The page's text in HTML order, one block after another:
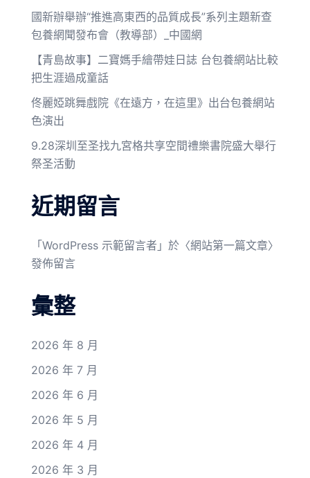
國新辦舉辦“推進高東西的品質成長”系列主題新查
包養網聞發布會（教導部）_中國網
【青島故事】二寶媽手繪帶娃日誌 台包養網站比較
把生涯過成童話
佟麗婭跳舞戲院《在遠方，在這里》出台包養網站
色演出
9.28深圳至圣找九宮格共享空間禮樂書院盛大舉行
祭圣活動
近期留言
「 WordPress 示範留言者 」於〈網站第一篇文章〉
發佈留言
彙整
2026 年 8 月
2026 年 7 月
2026 年 6 月
2026 年 5 月
2026 年 4 月
2026 年 3 月